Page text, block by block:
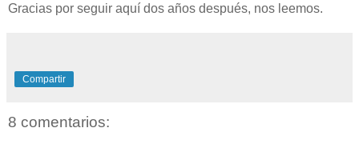
Gracias por seguir aquí dos años después, nos leemos.
Compartir
8 comentarios: